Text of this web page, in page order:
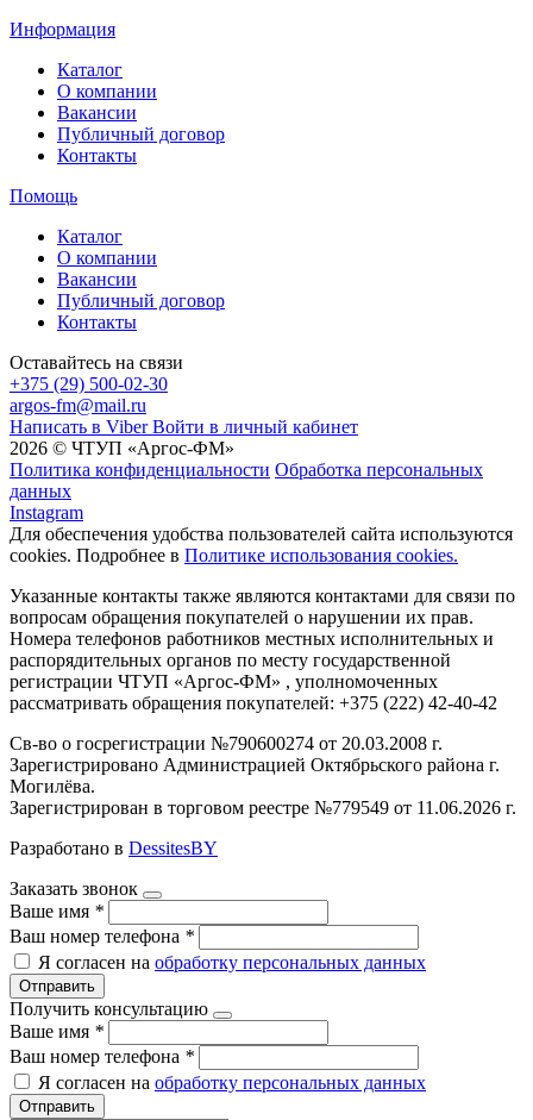
Информация
Каталог
О компании
Вакансии
Публичный договор
Контакты
Помощь
Каталог
О компании
Вакансии
Публичный договор
Контакты
Оставайтесь на связи
+375 (29) 500-02-30
argos-fm@mail.ru
Написать в Viber Войти в личный кабинет
2026 © ЧТУП «Аргос-ФМ»
Политика конфиденциальности Обработка персональных
данных
Instagram
Для обеспечения удобства пользователей сайта используются
cookies. Подробнее в Политике использования cookies.
Указанные контакты также являются контактами для связи по
вопросам обращения покупателей о нарушении их прав.
Номера телефонов работников местных исполнительных и
распорядительных органов по месту государственной
регистрации ЧТУП «Аргос-ФМ» , уполномоченных
рассматривать обращения покупателей: +375 (222) 42-40-42
Св-во о госрегистрации №790600274 от 20.03.2008 г.
Зарегистрировано Администрацией Октябрьского района г.
Могилёва.
Зарегистрирован в торговом реестре №779549 от 11.06.2026 г.
Разработано в DessitesBY
Заказать звонок
Ваше имя *
Ваш номер телефона *
Я согласен на обработку персональных данных
Отправить
Получить консультацию
Ваше имя *
Ваш номер телефона *
Я согласен на обработку персональных данных
Отправить